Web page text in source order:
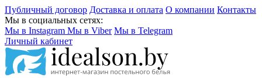
Публичный договор Доставка и оплата О компании Контакты
Мы в социальных сетях:
Мы в Instagram Мы в Viber Мы в Telegram
Личный кабинет